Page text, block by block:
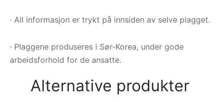
· All informasjon er trykt på innsiden av selve plagget.
· Plaggene produseres i Sør-Korea, under gode
arbeidsforhold for de ansatte.
Alternative produkter